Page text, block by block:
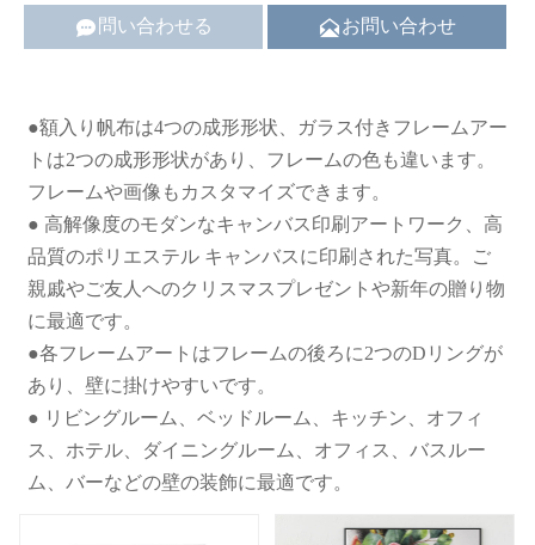
 問い合わせる お問い合わせ
●額入り帆布は4つの成形形状、ガラス付きフレームアー
トは2つの成形形状があり、フレームの色も違います。
フレームや画像もカスタマイズできます。
● 高解像度のモダンなキャンバス印刷アートワーク、高
品質のポリエステル キャンバスに印刷された写真。ご
親戚やご友人へのクリスマスプレゼントや新年の贈り物
に最適です。
●各フレームアートはフレームの後ろに2つのDリングが
あり、壁に掛けやすいです。
● リビングルーム、ベッドルーム、キッチン、オフィ
ス、ホテル、ダイニングルーム、オフィス、バスルー
ム、バーなどの壁の装飾に最適です。